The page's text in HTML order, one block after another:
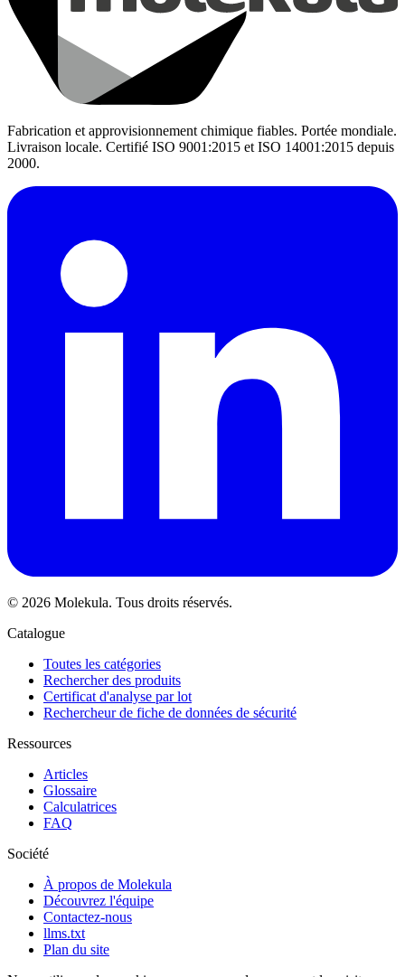
Fabrication et approvisionnement chimique fiables. Portée mondiale.
Livraison locale. Certifié ISO 9001:2015 et ISO 14001:2015 depuis
2000.
© 2026 Molekula. Tous droits réservés.
Catalogue
Toutes les catégories
Rechercher des produits
Certificat d'analyse par lot
Rechercheur de fiche de données de sécurité
Ressources
Articles
Glossaire
Calculatrices
FAQ
Société
À propos de Molekula
Découvrez l'équipe
Contactez-nous
llms.txt
Plan du site